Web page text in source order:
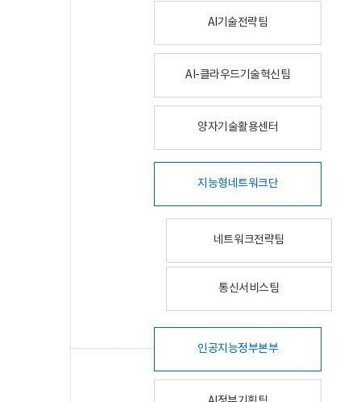
AI기술전략팀
AI-클라우드기술혁신팀
양자기술활용센터
지능형네트워크단
네트워크전략팀
통신서비스팀
인공지능정부본부